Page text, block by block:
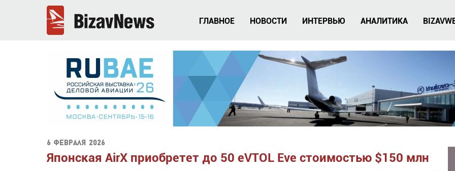
ГЛАВНОЕ НОВОСТИ ИНТЕРВЬЮ АНАЛИТИКА
6 февраля 2026
Японская AirX приобретет до 50 eVTOL Eve стоимостью $150 млн